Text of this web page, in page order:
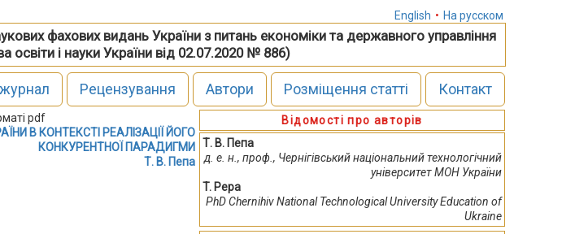
English • На русском
фахових видань України з питань економіки та державного управління
освіти і науки України від 02.07.2020 № 886)
Рецензування Автори Розміщення статті Контакт
В КОНТЕКСТІ РЕАЛІЗАЦІЇ ЙОГО
КОНКУРЕНТНОЇ ПАРАДИГМИ
Т. В. Пепа
Відомості про авторів
Т. В. Пепа
д. е. н., проф., Чернігівський національний технологічний
університет МОН України
T. Pepa
PhD Chernihiv National Technological University Education of
Ukraine